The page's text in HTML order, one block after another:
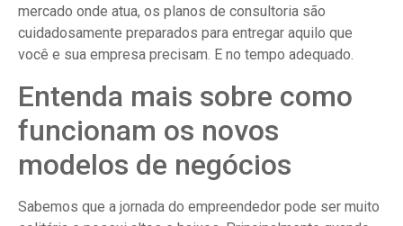
mercado onde atua, os planos de consultoria são
cuidadosamente preparados para entregar aquilo que
você e sua empresa precisam. E no tempo adequado.
Entenda mais sobre como
funcionam os novos
modelos de negócios
Sabemos que a jornada do empreendedor pode ser muito